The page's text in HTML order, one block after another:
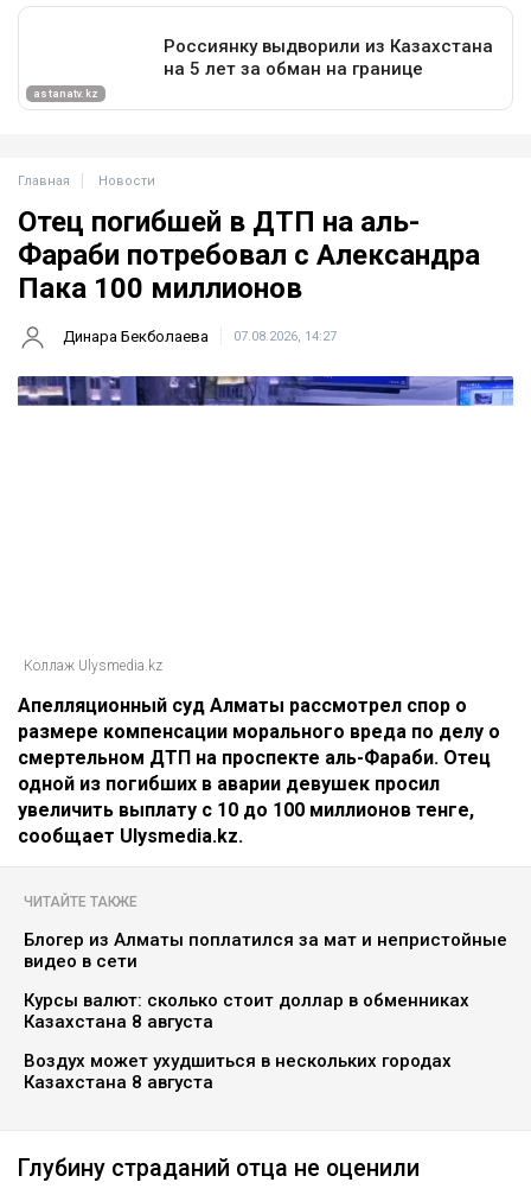
Главная Новости
Отец погибшей в ДТП на аль-
Фараби потребовал с Александра
Пака 100 миллионов
Динара Бекболаева 07.08.2026, 14:27
Коллаж Ulysmedia.kz
Апелляционный суд Алматы рассмотрел спор о
размере компенсации морального вреда по делу о
смертельном ДТП на проспекте аль-Фараби. Отец
одной из погибших в аварии девушек просил
увеличить выплату с 10 до 100 миллионов тенге,
сообщает Ulysmedia.kz.
ЧИТАЙТЕ ТАКЖЕ
Блогер из Алматы поплатился за мат и непристойные
видео в сети
Курсы валют: сколько стоит доллар в обменниках
Казахстана 8 августа
Воздух может ухудшиться в нескольких городах
Казахстана 8 августа
Глубину страданий отца не оценили